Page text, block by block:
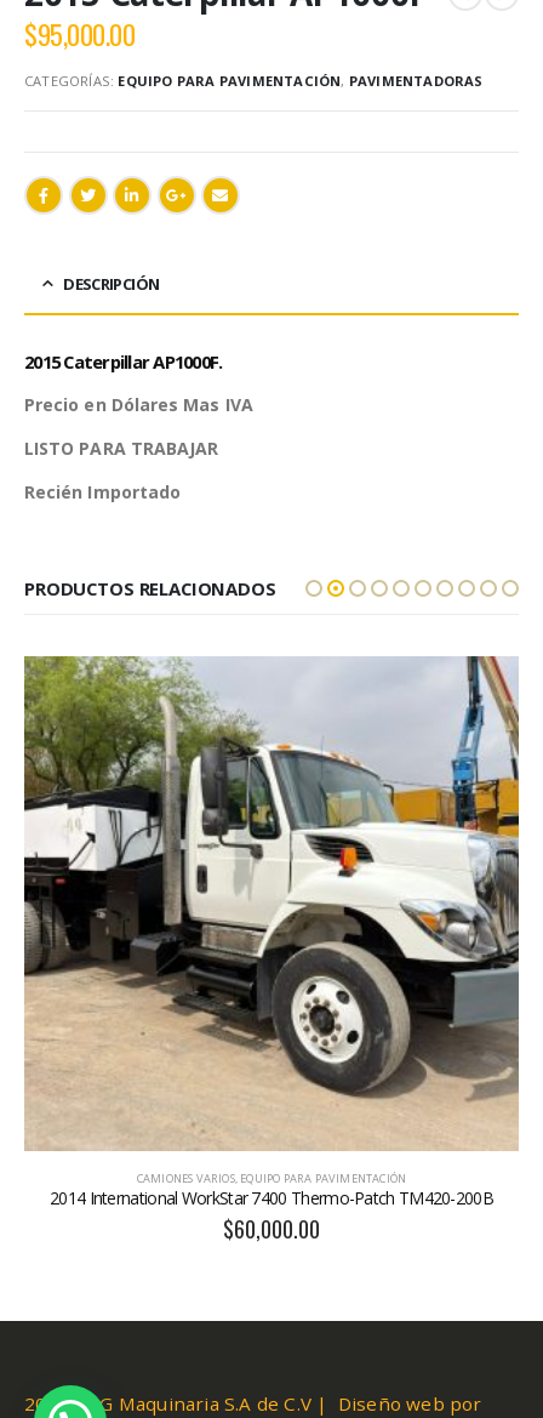
$95,000.00
CATEGORÍAS: EQUIPO PARA PAVIMENTACIÓN, PAVIMENTADORAS
DESCRIPCIÓN
2015 Caterpillar AP1000F.
Precio en Dólares Mas IVA
LISTO PARA TRABAJAR
Recién Importado
PRODUCTOS RELACIONADOS
CAMIONES VARIOS, EQUIPO PARA PAVIMENTACIÓN
2014 International WorkStar 7400 Thermo-Patch TM420-200B
$60,000.00
2019 AUG Maquinaria S.A de C.V | Diseño web por